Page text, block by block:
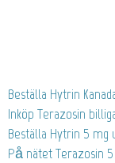
Beställa Hytrin
Inköp Terazosin
Beställa Hytrin 5 mg
På nätet Terazosin